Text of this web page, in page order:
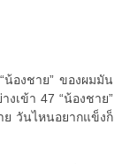
น้องชาย” ของผมมัน
งเข้า 47 “น้องชาย”
ย วันไหนอยากแข็งก็